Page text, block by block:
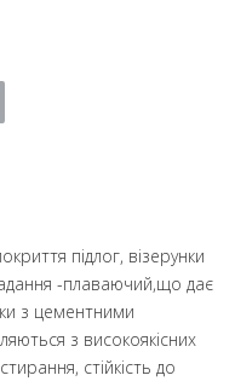
підлог, візерунки
-плаваючий,що дає
з цементними
з високоякісних
стійкість до